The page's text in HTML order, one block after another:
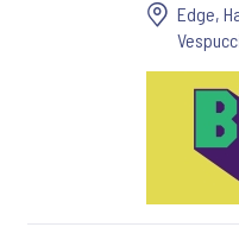
Edge,